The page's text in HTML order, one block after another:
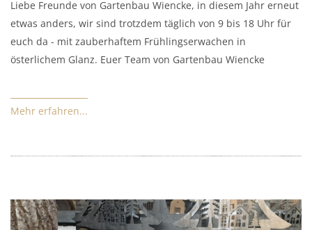
Liebe Freunde von Gartenbau Wiencke, in diesem Jahr erneut
etwas anders, wir sind trotzdem täglich von 9 bis 18 Uhr für
euch da - mit zauberhaftem Frühlingserwachen in
österlichem Glanz. Euer Team von Gartenbau Wiencke
Mehr erfahren...